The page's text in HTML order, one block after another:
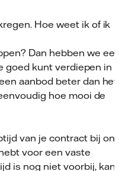
Hoe weet ik of ik
Dan hebben we
goed kunt verdiepen in
aanbod beter dan het
hoe mooi de
van je contract bij
voor een vaste
is nog niet voorbij, kan